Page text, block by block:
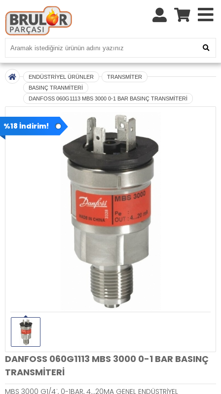
ENDÜSTRİYEL ÜRÜNLER
TRANSMİTER
BASINÇ TRANMİTERİ
DANFOSS 060G1113 MBS 3000 0-1 BAR BASINÇ TRANSMİTERİ
%18 İndirim!
DANFOSS 060G1113 MBS 3000 0-1 BAR BASINÇ
TRANSMİTERİ
MBS 3000 G1/4¨, 0-1BAR, 4…20MA GENEL ENDÜSTRİYEL